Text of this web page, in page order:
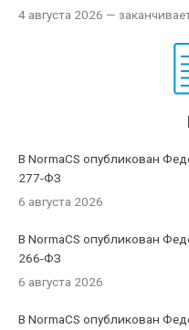
4 августа 2026 —
В NormaCS опубликован
277-ФЗ
6 августа 2026
В NormaCS опубликован
266-ФЗ
6 августа 2026
В NormaCS опубликован